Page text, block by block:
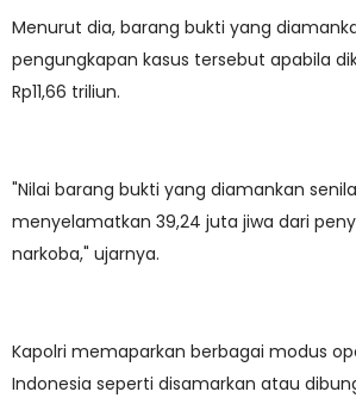
Menurut dia, barang bukti yang
pengungkapan kasus tersebut apabila
Rp11,66 triliun.
"Nilai barang bukti yang diamankan
menyelamatkan 39,24 juta jiwa dari
narkoba," ujarnya.
Kapolri memaparkan berbagai modus
Indonesia seperti disamarkan atau